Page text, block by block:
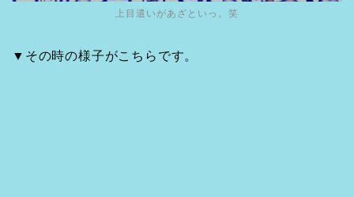
上目遣いがあざといっ。笑
▼その時の様子がこちらです。